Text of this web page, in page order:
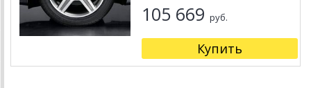
105 669 руб.
Купить